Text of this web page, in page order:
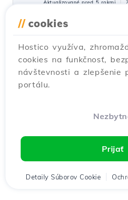
Aktualizované pred 5 rokmi
cPanel
Návody / cPanel
cPanel umožňuje
počtu emailových účtov
Zobrazenia
Aktualizované pred 2 rokmi
// cookies
Hostico využíva,
cookies na funkčnosť,
návštevnosti a zlepšenie
portálu.
Prijať
Detaily Súborov Cookie